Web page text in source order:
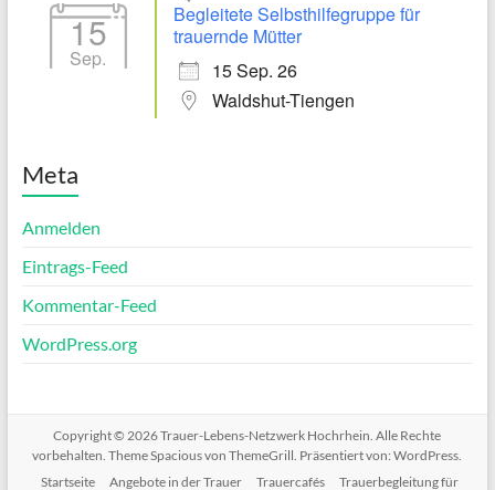
15
Sep.
Begleitete Selbsthilfegruppe für
trauernde Mütter
15 Sep. 26
Waldshut-Tiengen
Meta
Anmelden
Eintrags-Feed
Kommentar-Feed
WordPress.org
Copyright © 2026Trauer-Lebens-Netzwerk Hochrhein. Alle Rechte
vorbehalten. ThemeSpaciousvon ThemeGrill. Präsentiert von:WordPress.
Startseite
Angebote in der Trauer Trauercafés Trauerbegleitung für